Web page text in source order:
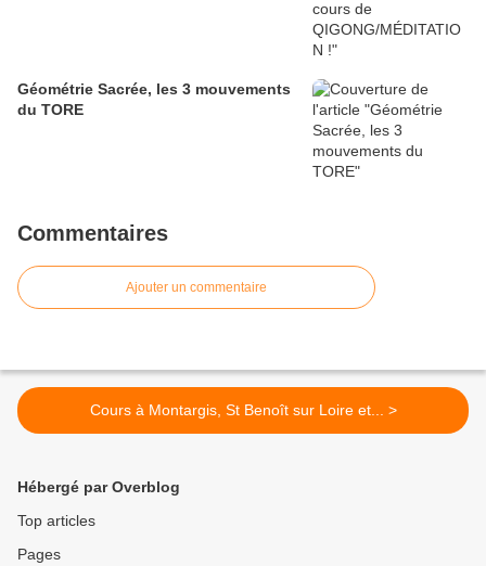
Géométrie Sacrée, les 3 mouvements
du TORE
Commentaires
Ajouter un commentaire
Cours à Montargis, St Benoît sur Loire et... >
Hébergé par Overblog
Top articles
Pages